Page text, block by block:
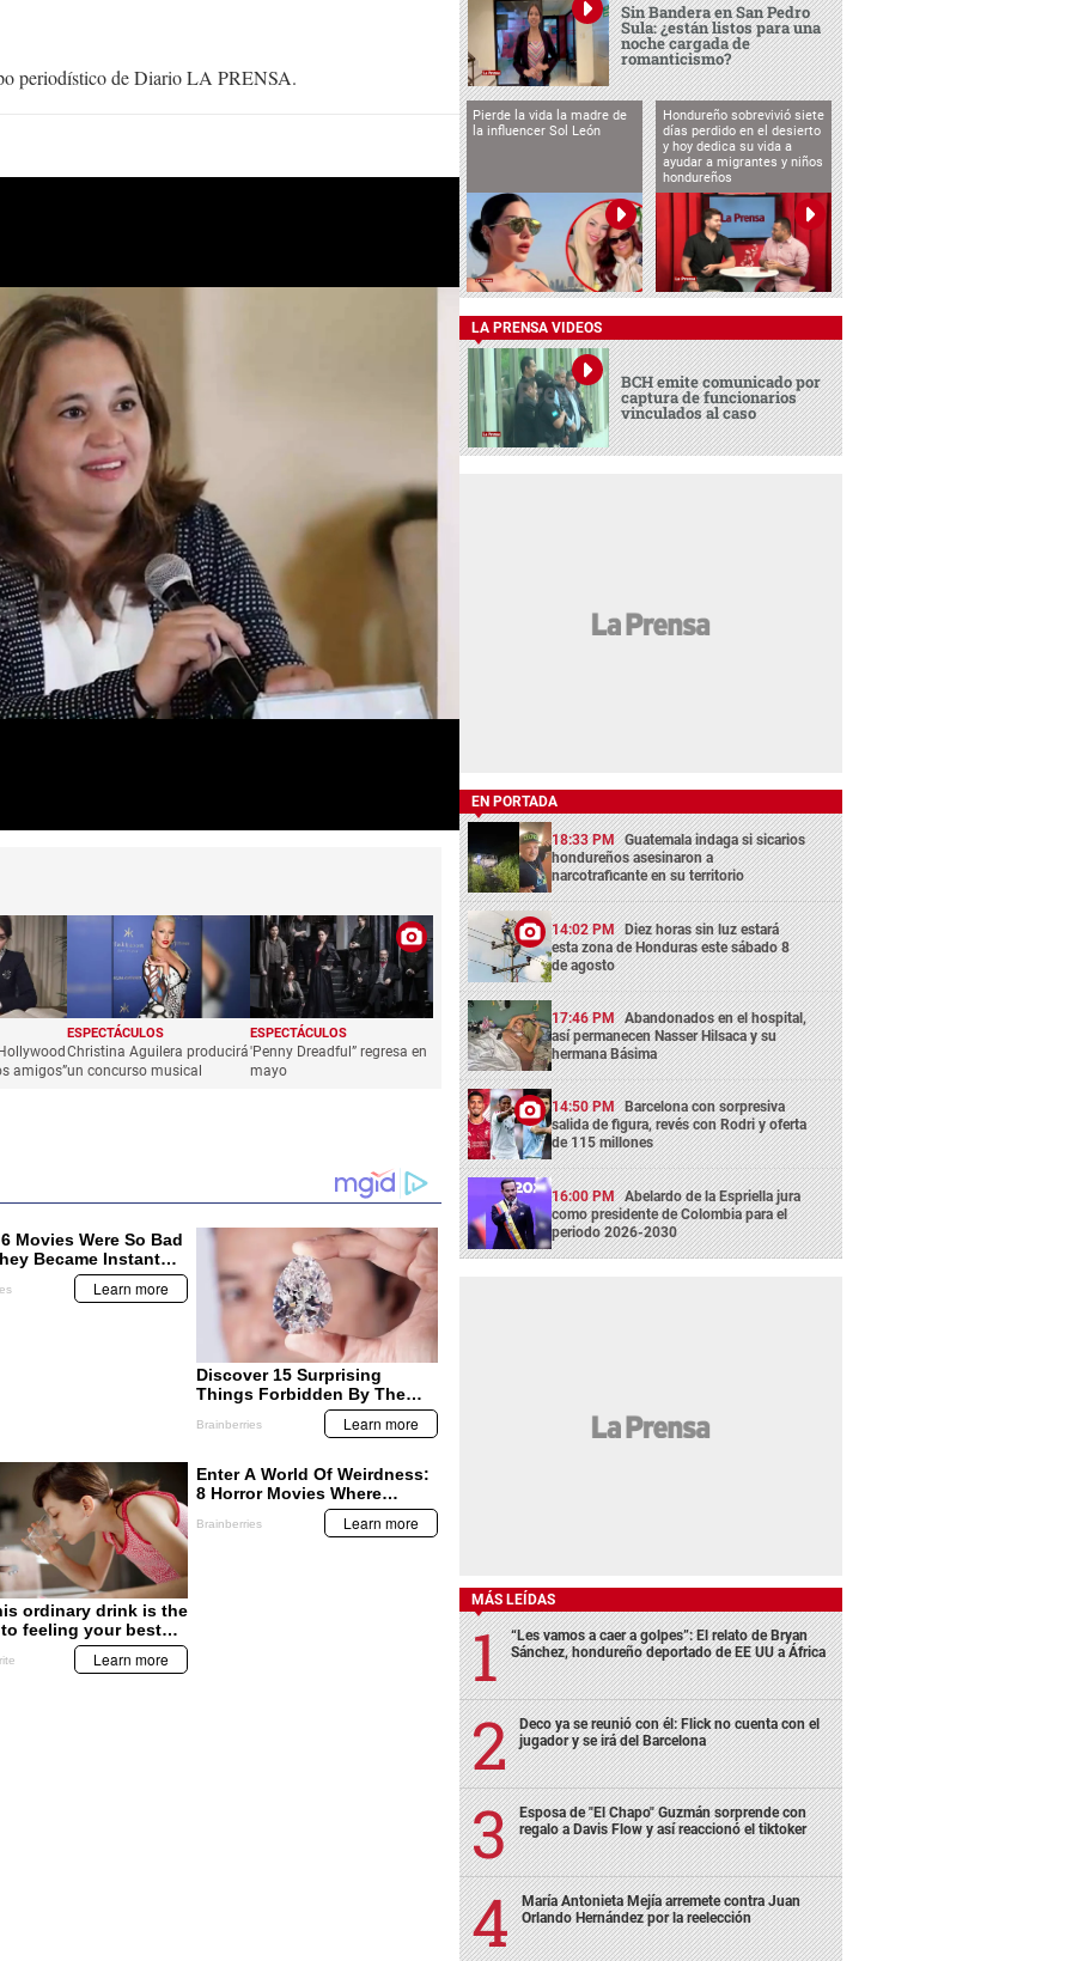
periodístico de Diario LA PRENSA.
amigos”
ESPECTÁCULOS
Christina Aguilera producirá
un concurso musical
ESPECTÁCULOS
'Penny Dreadful” regresa en
mayo
Sin Bandera en San Pedro
Sula: ¿están listos para una
noche cargada de
romanticismo?
Pierde la vida la madre de
la influencer Sol León
Hondureño sobrevivió siete
días perdido en el desierto
y hoy dedica su vida a
ayudar a migrantes y niños
hondureños
LA PRENSA VIDEOS
BCH emite comunicado por
captura de funcionarios
vinculados al caso
EN PORTADA
18:33 PM Guatemala indaga si sicarios
hondureños asesinaron a
narcotraficante en su territorio
14:02 PM Diez horas sin luz estará
esta zona de Honduras este sábado 8
de agosto
17:46 PM Abandonados en el hospital,
así permanecen Nasser Hilsaca y su
hermana Básima
14:50 PM Barcelona con sorpresiva
salida de figura, revés con Rodri y oferta
de 115 millones
16:00 PM Abelardo de la Espriella jura
como presidente de Colombia para el
periodo 2026-2030
MÁS LEÍDAS
“Les vamos a caer a golpes”: El relato de Bryan
Sánchez, hondureño deportado de EE UU a África
Deco ya se reunió con él: Flick no cuenta con el
jugador y se irá del Barcelona
Esposa de "El Chapo" Guzmán sorprende con
regalo a Davis Flow y así reaccionó el tiktoker
María Antonieta Mejía arremete contra Juan
Orlando Hernández por la reelección